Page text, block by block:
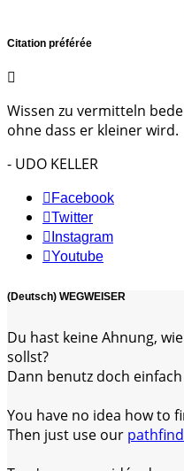
Citation préférée
Wissen zu vermitteln
ohne dass er kleiner wird.
- UDO KELLER
Facebook
Twitter
Instagram
Youtube
(Deutsch) WEGWEISER
Du hast keine Ahnung,
sollst?
Dann benutz doch
You have no idea how to
Then just use our